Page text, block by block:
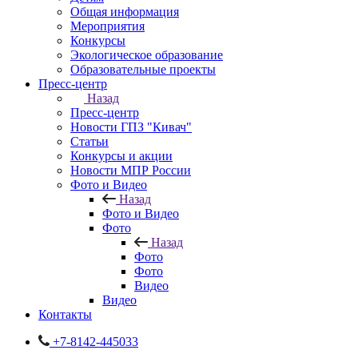
Общая информация
Мероприятия
Конкурсы
Экологическое образование
Образовательные проекты
Пресс-центр
Назад
Пресс-центр
Новости ГПЗ "Кивач"
Статьи
Конкурсы и акции
Новости МПР России
Фото и Видео
Назад
Фото и Видео
Фото
Назад
Фото
Фото
Видео
Видео
Контакты
+7-8142-445033